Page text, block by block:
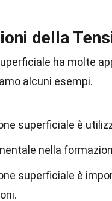
della
ha molte
alcuni esempi.
superficiale è
nella
superficiale è